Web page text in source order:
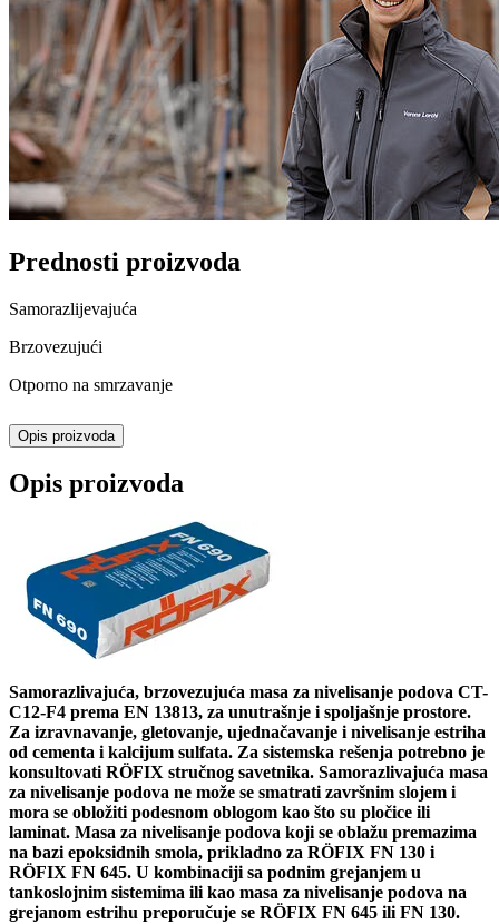
Prednosti proizvoda
Samorazlijevajuća
Brzovezujući
Otporno na smrzavanje
Opis proizvoda
Opis proizvoda
Samorazlivajuća, brzovezujuća masa za nivelisanje podova CT-
C12-F4 prema EN 13813, za unutrašnje i spoljašnje prostore.
Za izravnavanje, gletovanje, ujednačavanje i nivelisanje estriha
od cementa i kalcijum sulfata. Za sistemska rešenja potrebno je
konsultovati RÖFIX stručnog savetnika. Samorazlivajuća masa
za nivelisanje podova ne može se smatrati završnim slojem i
mora se obložiti podesnom oblogom kao što su pločice ili
laminat. Masa za nivelisanje podova koji se oblažu premazima
na bazi epoksidnih smola, prikladno za RÖFIX FN 130 i
RÖFIX FN 645. U kombinaciji sa podnim grejanjem u
tankoslojnim sistemima ili kao masa za nivelisanje podova na
grejanom estrihu preporučuje se RÖFIX FN 645 ili FN 130.